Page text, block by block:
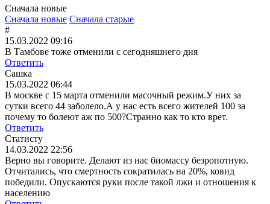
Сначала новые
Сначала новые Сначала старые
#
15.03.2022 09:16
В Тамбове тоже отменили с сегодняшнего дня
Ответить
Сашка
15.03.2022 06:44
В москве с 15 марта отменили масочный режим.У них за
сутки всего 44 заболело.А у нас есть всего жителей 100 за
почему то болеют аж по 500?Странно как то кто врет.
Ответить
Статисту
14.03.2022 22:56
Верно вы говорите. Делают из нас биомассу безропотную.
Отчитались, что смертность сократилась на 20%, ковид
победили. Опускаются руки после такой лжи и отношения к
населению